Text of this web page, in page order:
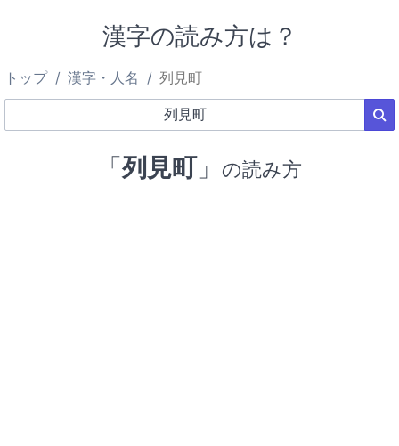
漢字の読み方は？
トップ 漢字・人名 列見町
「列見町」 の読み方